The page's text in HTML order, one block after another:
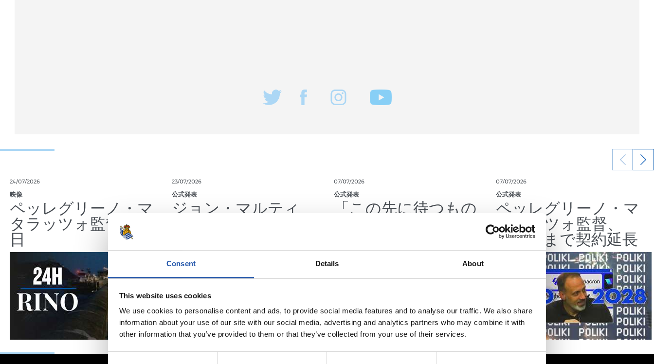
Consent Details About
This website uses cookies
We use cookies to personalise content and ads, to provide social media features and to analyse our traffic. We also share
information about your use of our site with our social media, advertising and analytics partners who may combine it with
other information that you’ve provided to them or that they’ve collected from your use of their services.
Consent
24/07/2026
映像
ペッレグリーノ・マ
タラッツォ監督の一
日
23/07/2026
公式発表
ジョン・マルティ
07/07/2026
公式発表
「この先に待つもの
07/07/2026
公式発表
ペッレグリーノ・マ
タラッツォ監督、
2028年まで契約延長